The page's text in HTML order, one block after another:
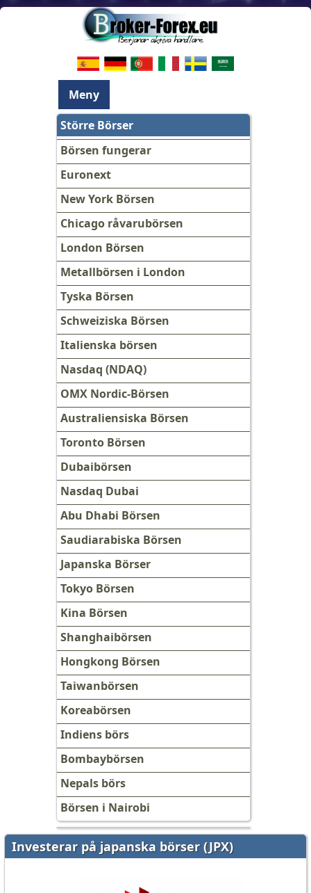
Meny
Större Börser
Börsen fungerar
Euronext
New York Börsen
Chicago råvarubörsen
London Börsen
Metallbörsen i London
Tyska Börsen
Schweiziska Börsen
Italienska börsen
Nasdaq (NDAQ)
OMX Nordic-Börsen
Australiensiska Börsen
Toronto Börsen
Dubaibörsen
Nasdaq Dubai
Abu Dhabi Börsen
Saudiarabiska Börsen
Japanska Börser
Tokyo Börsen
Kina Börsen
Shanghaibörsen
Hongkong Börsen
Taiwanbörsen
Koreabörsen
Indiens börs
Bombaybörsen
Nepals börs
Börsen i Nairobi
Investerar på japanska börser (JPX)